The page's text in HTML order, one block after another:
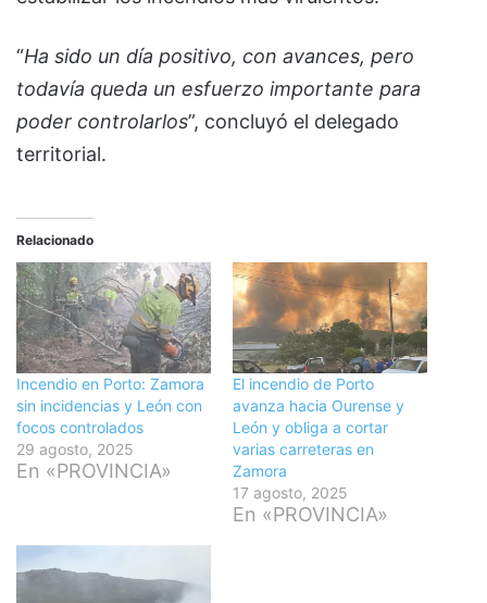
“Ha sido un día positivo, con avances, pero
todavía queda un esfuerzo importante para
poder controlarlos”, concluyó el delegado
territorial.
Relacionado
Incendio en Porto: Zamora
sin incidencias y León con
focos controlados
29 agosto, 2025
En «PROVINCIA»
El incendio de Porto
avanza hacia Ourense y
León y obliga a cortar
varias carreteras en
Zamora
17 agosto, 2025
En «PROVINCIA»